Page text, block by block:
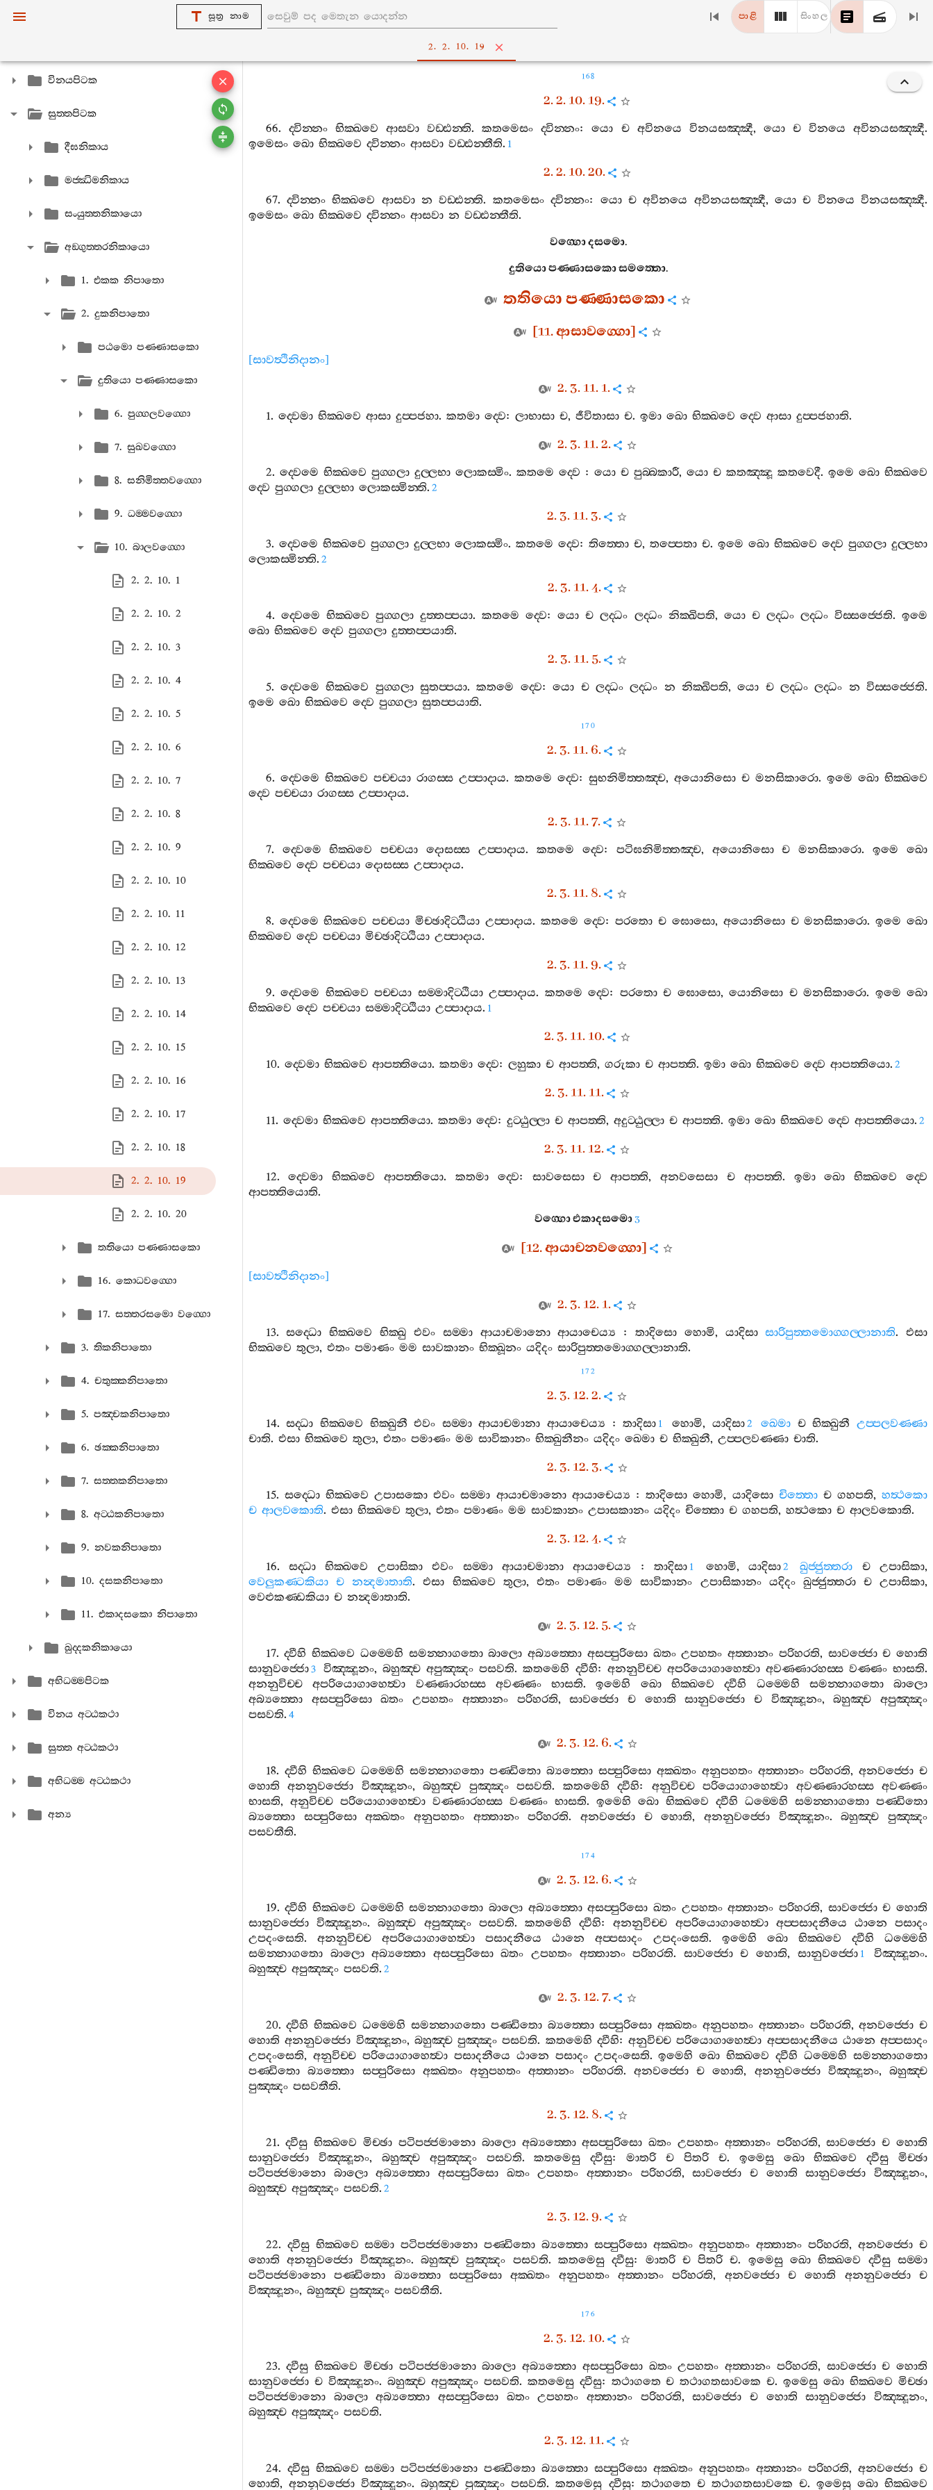
සූත්‍ර නාම පාළි සිංහල
2. 2. 10. 19
විනයපිටක
සුත‍්තපිටක
දීඝනිකාය
මජ‍්ඣිමනිකාය
සංයුත‍්තනිකායො
අඞ‍්ගුත‍්තරනිකායො
1. එකක නිපාතො
2. දුකනිපාතො
පඨමො පණ‍්ණාසකො
දුතියො පණ‍්ණාසකො
6. පුග‍්ගලවග‍්ගො
7. සුඛවග‍්ගො
8. සනිමිත‍්තවග‍්ගො
9. ධම‍්මවග‍්ගො
10. බාලවග‍්ගො
2. 2. 10. 1
2. 2. 10. 2
2. 2. 10. 3
2. 2. 10. 4
2. 2. 10. 5
2. 2. 10. 6
2. 2. 10. 7
2. 2. 10. 8
2. 2. 10. 9
2. 2. 10. 10
2. 2. 10. 11
2. 2. 10. 12
2. 2. 10. 13
2. 2. 10. 14
2. 2. 10. 15
2. 2. 10. 16
2. 2. 10. 17
2. 2. 10. 18
2. 2. 10. 19
2. 2. 10. 20
තතියො පණ‍්ණාසකො
16. කොධවග‍්ගො
17. සත‍්තරසමො වග‍්ගො
3. තිකනිපාතො
4. චතුක‍්කනිපාතො
5. පඤ‍්චකනිපාතො
6. ඡක‍්කනිපාතො
7. සත‍්තකනිපාතො
8. අට‍්ඨකනිපාතො
9. නවකනිපාතො
10. දසකනිපාතො
11. එකාදසකො නිපාතො
ඛුද‍්දකනිකායො
අභිධම‍්මපිටක
විනය අට‍්ඨකථා
සුත‍්ත අට‍්ඨකථා
අභිධම‍්ම අට‍්ඨකථා
අන්‍ය
168
2. 2. 10. 19.
66. ද‍්වින‍්නං භික‍්ඛවෙ ආසවා වඩ‍්ඪන‍්ති.කතමෙසං ද‍්වින‍්නං:යො ච අවිනයෙ විනයසඤ‍්ඤී, යො ච විනයෙ අවිනයසඤ‍්ඤී.
ඉමෙසං ඛො භික‍්ඛවෙ ද‍්වින‍්නං ආසවා වඩ‍්ඪන‍්තීති. 1
2. 2. 10. 20.
67. ද‍්වින‍්නං භික‍්ඛවෙ ආසවා න වඩ‍්ඪන‍්ති. කතමෙසං ද‍්වින‍්නං: යො ච අවිනයෙ අවිනයසඤ‍්ඤී, යො ච විනයෙ විනයසඤ‍්ඤී.
ඉමෙසං ඛො භික‍්ඛවෙ ද‍්වින‍්නං ආසවා න වඩ‍්ඪන‍්තීති.
වග‍්ගොදසමො.
දුතියොපණ‍්ණාසකොසමත‍්තො.
තතියොපණ‍්ණාසකො
[11.ආසාවග‍්ගො]
[සාවත්‍ථිනිදානං]
2. 3. 11. 1.
1. ද‍්වෙමා භික‍්ඛවෙ ආසා දුප‍්පජහා. කතමා ද‍්වෙ: ලාභාසා ච, ජීවිතාසා ච. ඉමා ඛො භික‍්ඛවෙ ද‍්වෙ ආසා දුප‍්පජහාති.
2. 3. 11. 2.
2. ද‍්වෙමෙ භික‍්ඛවෙ පුග‍්ගලා දුල‍්ලභා ලොකස‍්මිං. කතමෙ ද‍්වෙ : යො ච පුබ‍්බකාරී, යො ච කතඤ‍්ඤූ කතවෙදී.ඉමෙ ඛො භික‍්ඛවෙ
ද‍්වෙ පුග‍්ගලා දුල‍්ලභා ලොකස‍්මින‍්ති. 2
2. 3. 11. 3.
3. ද‍්වෙමෙ භික‍්ඛවෙ පුග‍්ගලා දුල‍්ලභා ලොකස‍්මිං. කතමෙ ද‍්වෙ: තිත‍්තො ච, තප‍්පෙතා ච. ඉමෙ ඛො භික‍්ඛවෙ ද‍්වෙ පුග‍්ගලා දුල‍්ලභා
ලොකස‍්මින‍්ති. 2
2. 3. 11. 4.
4. ද‍්වෙමෙ භික‍්ඛවෙ පුග‍්ගලා දුත‍්තප‍්පයා.කතමෙ ද‍්වෙ:යො ච ලද‍්ධං ලද‍්ධං නික‍්ඛිපති, යො ච ලද‍්ධං ලද‍්ධං විස‍්සජ‍්ජෙති.ඉමෙ
ඛො භික‍්ඛවෙ ද‍්වෙ පුග‍්ගලා දුත‍්තප‍්පයාති.
2. 3. 11. 5.
5. ද‍්වෙමෙ භික‍්ඛවෙ පුග‍්ගලා සුතප‍්පයා.කතමෙ ද‍්වෙ:යො ච ලද‍්ධං ලද‍්ධං න නික‍්ඛිපති,යො ච ලද‍්ධං ලද‍්ධං න විස‍්සජ‍්ජෙති.
ඉමෙ ඛො භික‍්ඛවෙ ද‍්වෙ පුග‍්ගලා සුතප‍්පයාති.
170
2. 3. 11. 6.
6. ද‍්වෙමෙ භික‍්ඛවෙ පච‍්චයා රාගස‍්ස උප‍්පාදාය. කතමෙ ද‍්වෙ: සුභනිමිත‍්තඤ‍්ච, අයොනිසො ච මනසිකාරො. ඉමෙ ඛො භික‍්ඛවෙ
ද‍්වෙ පච‍්චයා රාගස‍්ස උප‍්පාදාය.
2. 3. 11. 7.
7. ද‍්වෙමෙ භික‍්ඛවෙ පච‍්චයා දොසස‍්ස උප‍්පාදාය. කතමෙ ද‍්වෙ: පටිඝනිමිත‍්තඤ‍්ච, අයොනිසො ච මනසිකාරො.ඉමෙ
ඛො
භික‍්ඛවෙ ද‍්වෙ පච‍්චයා දොසස‍්ස උප‍්පාදාය.
2. 3. 11. 8.
8. ද‍්වෙමෙ භික‍්ඛවෙ පච‍්චයා මිච‍්ඡාදිට‍්ඨියා උප‍්පාදාය.කතමෙ ද‍්වෙ: පරතො ච ඝොසො, අයොනිසො ච මනසිකාරො.ඉමෙ ඛො
භික‍්ඛවෙ ද‍්වෙ පච‍්චයා මිච‍්ඡාදිට‍්ඨියා උප‍්පාදාය.
2. 3. 11. 9.
9.ද‍්වෙමෙ භික‍්ඛවෙ පච‍්චයා සම‍්මාදිට‍්ඨියා උප‍්පාදාය. කතමෙ ද‍්වෙ: පරතො ච ඝොසො,යොනිසො ච මනසිකාරො. ඉමෙ ඛො
භික‍්ඛවෙ ද‍්වෙ පච‍්චයා සම‍්මාදිට‍්ඨියා උප‍්පාදාය. 1
2. 3. 11. 10.
10. ද‍්වෙමා භික‍්ඛවෙ ආපත‍්තියො. කතමා ද‍්වෙ: ලහුකා ච ආපත‍්ති, ගරුකා ච ආපත‍්ති. ඉමා ඛො භික‍්ඛවෙ ද‍්වෙ ආපත‍්තියො. 2
2. 3. 11. 11.
11. ද‍්වෙමා භික‍්ඛවෙ ආපත‍්තියො. කතමා ද‍්වෙ: දුට‍්ඨුල‍්ලා ච ආපත‍්ති, අදුට‍්ඨුල‍්ලා ච ආපත‍්ති. ඉමා ඛො භික‍්ඛවෙ ද‍්වෙ ආපත‍්තියො. 2
2. 3. 11. 12.
12.ද‍්වෙමා භික‍්ඛවෙ ආපත‍්තියො. කතමා ද‍්වෙ: සාවසෙසා ච ආපත‍්ති,අනවසෙසා ච ආපත‍්ති. ඉමා ඛො භික‍්ඛවෙ
ද‍්වෙ
ආපත‍්තියොති.
වග‍්ගොඑකාදසමො3
[12.ආයාචනවග‍්ගො]
[සාවත්‍ථිනිදානං]
2. 3. 12. 1.
13.සද‍්ධො භික‍්ඛවෙ භික‍්ඛු එවං සම‍්මා ආයාචමානො ආයාචෙය්‍ය : තාදිසො හොමි, යාදිසා සාරිපුත‍්තමොග‍්ගල‍්ලානාති.එසා
භික‍්ඛවෙ තුලා, එතං පමාණං මම සාවකානං භික‍්ඛූනං යදිදං සාරිපුත‍්තමොග‍්ගල‍්ලානාති.
172
2. 3. 12. 2.
14.සද‍්ධා භික‍්ඛවෙ භික‍්ඛුනී එවං සම‍්මා ආයාචමානා ආයාචෙය්‍ය :තාදිසා 1 හොමි, යාදිසා 2 ඛෙමා ච භික‍්ඛුනී උප‍්පලවණ‍්ණා
චාති. එසා භික‍්ඛවෙ තුලා, එතං පමාණං මම සාවිකානං භික‍්ඛුනීනං යදිදං ඛෙමා ච භික‍්ඛුනී, උප‍්පලවණ‍්ණා චාති.
2. 3. 12. 3.
15. සද‍්ධො භික‍්ඛවෙ උපාසකො එවං සම‍්මා ආයාචමානො ආයාචෙය්‍ය :තාදිසො හොමි, යාදිසො චිත‍්තො ච ගහපති,හත්‍ථකො
ච ආලවකොති. එසා භික‍්ඛවෙ තුලා, එතං පමාණං මම සාවකානං උපාසකානං යදිදං චිත‍්තො ච ගහපති, හත්‍ථකො ච ආලවකොති.
2. 3. 12. 4.
16.සද‍්ධා භික‍්ඛවෙ උපාසිකා එවං සම‍්මා ආයාචමානා ආයාචෙය්‍ය :තාදිසා 1 හොමි, යාදිසා2 ඛුජ‍්ජුත‍්තරා ච උපාසිකා,
වෙලුකණ‍්ටකියා ච නන්‍දමාතාති.එසා භික‍්ඛවෙ තුලා, එතං පමාණං මම සාවිකානං උපාසිකානං යදිදං ඛුජ‍්ජුත‍්තරා ච උපාසිකා,
වෙළුකණ‍්ඩකියා ච නන්‍දමාතාති.
2. 3. 12. 5.
17.ද‍්වීහි භික‍්ඛවෙ ධම‍්මෙහි සමන‍්නාගතො බාලො අබ්‍යත‍්තො අසප‍්පුරිසො ඛතං උපහතං අත‍්තානං පරිහරති, සාවජ‍්ජො ච හොති
සානුවජ‍්ජො3 විඤ‍්ඤූනං,බහුඤ‍්ච අපුඤ‍්ඤං පසවති.කතමෙහි ද‍්වීහි: අනනුවිච‍්ච අපරියොගාහෙත්‍වා අවණ‍්ණාරහස‍්ස වණ‍්ණං භාසති.
අනනුවිච‍්ච
අපරියොගාහෙත්‍වා වණ‍්ණාරහස‍්ස අවණ‍්ණං භාසති.ඉමෙහි ඛො භික‍්ඛවෙ ද‍්වීහි ධම‍්මෙහි සමන‍්නාගතො
බාලො
අබ්‍යත‍්තො
අසප‍්පුරිසො ඛතං උපහතං අත‍්තානං පරිහරති,සාවජ‍්ජො ච හොති සානුවජ‍්ජො ච විඤ‍්ඤූනං,බහුඤ‍්ච
අපුඤ‍්ඤං
පසවති. 4
2. 3. 12. 6.
18. ද‍්වීහි භික‍්ඛවෙ ධම‍්මෙහි සමන‍්නාගතො පණ‍්ඩිතො බ්‍යත‍්තො සප‍්පුරිසො අක‍්ඛතං අනුපහතං අත‍්තානං පරිහරති, අනවජ‍්ජො ච
හොති
අනනුවජ‍්ජො විඤ‍්ඤූනං,බහුඤ‍්ච පුඤ‍්ඤං පසවති. කතමෙහි ද‍්වීහි: අනුවිච‍්ච පරියොගාහෙත්‍වා අවණ‍්ණාරහස‍්ස
අවණ‍්ණං
භාසති, අනුවිච‍්ච පරියොගාහෙත්‍වා වණ‍්ණාරහස‍්ස වණ‍්ණං භාසති. ඉමෙහි ඛො භික‍්ඛවෙ ද‍්වීහි ධම‍්මෙහි සමන‍්නාගතො පණ‍්ඩිතො
බ්‍යත‍්තො
සප‍්පුරිසො අක‍්ඛතං අනුපහතං අත‍්තානං පරිහරති.අනවජ‍්ජො ච හොති,අනනුවජ‍්ජො විඤ‍්ඤූනං.බහුඤ‍්ච
පුඤ‍්ඤං
පසවතීති.
174
2. 3. 12. 6.
19.ද‍්වීහි භික‍්ඛවෙ ධම‍්මෙහි සමන‍්නාගතො බාලො අබ්‍යත‍්තො අසප‍්පුරිසො ඛතං උපහතං අත‍්තානං පරිහරති, සාවජ‍්ජො ච හොති
සානුවජ‍්ජො විඤ‍්ඤූනං.බහුඤ‍්ච අපුඤ‍්ඤං පසවති. කතමෙහි ද‍්වීහි:අනනුවිච‍්ච අපරියොගාහෙත්‍වා අප‍්පසාදනීයෙ ඨානෙ
පසාදං
උපදංසෙති.අනනුවිච‍්ච අපරියොගාහෙත්‍වා පසාදනීයෙ ඨානෙ අප‍්පසාදං උපදංසෙති. ඉමෙහි ඛො භික‍්ඛවෙ ද‍්වීහි
ධම‍්මෙහි
සමන‍්නාගතො බාලො අබ්‍යත‍්තො අසප‍්පුරිසො ඛතං උපහතං අත‍්තානං පරිහරති. සාවජ‍්ජො ච හොති, සානුවජ‍්ජො 1 විඤ‍්ඤූනං.
බහුඤ‍්ච අපුඤ‍්ඤං පසවති. 2
2. 3. 12. 7.
20.ද‍්වීහි භික‍්ඛවෙ ධම‍්මෙහි සමන‍්නාගතො පණ‍්ඩිතො බ්‍යත‍්තො සප‍්පුරිසො අක‍්ඛතං අනුපහතං අත‍්තානං පරිහරති,අනවජ‍්ජො ච
හොති අනනුවජ‍්ජො විඤ‍්ඤූනං, බහුඤ‍්ච පුඤ‍්ඤං පසවති. කතමෙහි ද‍්වීහි: අනුවිච‍්ච පරියොගාහෙත්‍වා අප‍්පසාදනීයෙ ඨානෙ අප‍්පසාදං
උපදංසෙති, අනුවිච‍්ච පරියොගාහෙත්‍වා පසාදනීයෙ ඨානෙ පසාදං උපදංසෙති.ඉමෙහි ඛො භික‍්ඛවෙ ද‍්වීහි ධම‍්මෙහි සමන‍්නාගතො
පණ‍්ඩිතො බ්‍යත‍්තො සප‍්පුරිසො අක‍්ඛතං අනුපහතං අත‍්තානං පරිහරති. අනවජ‍්ජො ච හොති, අනනුවජ‍්ජො විඤ‍්ඤූනං, බහුඤ‍්ච
පුඤ‍්ඤං පසවතීති.
2. 3. 12. 8.
21.ද‍්වීසු භික‍්ඛවෙ මිච‍්ඡා පටිපජ‍්ජමානො බාලො අබ්‍යත‍්තො අසප‍්පුරිසො ඛතං උපහතං අත‍්තානං පරිහරති,සාවජ‍්ජො ච හොති
සානුවජ‍්ජො
විඤ‍්ඤූනං, බහුඤ‍්ච අපුඤ‍්ඤං පසවති.කතමෙසු ද‍්වීසු:මාතරි ච පිතරි ච. ඉමෙසු ඛො භික‍්ඛවෙ ද‍්වීසු
මිච‍්ඡා
පටිපජ‍්ජමානො
බාලො අබ්‍යත‍්තො අසප‍්පුරිසො ඛතං උපහතං අත‍්තානං පරිහරති,සාවජ‍්ජො ච හොති සානුවජ‍්ජො විඤ‍්ඤූනං,
බහුඤ‍්ච අපුඤ‍්ඤං පසවති. 2
2. 3. 12. 9.
22. ද‍්වීසු භික‍්ඛවෙ සම‍්මා පටිපජ‍්ජමානො පණ‍්ඩිතො බ්‍යත‍්තො සප‍්පුරිසො අක‍්ඛතං අනුපහතං අත‍්තානං පරිහරති,අනවජ‍්ජො ච
හොති අනනුවජ‍්ජො විඤ‍්ඤූනං. බහුඤ‍්ච පුඤ‍්ඤං පසවති. කතමෙසු ද‍්වීසු: මාතරි ච පිතරි ච. ඉමෙසු ඛො භික‍්ඛවෙ ද‍්වීසු සම‍්මා
පටිපජ‍්ජමානො
පණ‍්ඩිතො බ්‍යත‍්තො සප‍්පුරිසො අක‍්ඛතං අනුපහතං අත‍්තානං පරිහරති, අනවජ‍්ජො ච හොති අනනුවජ‍්ජො
ච
විඤ‍්ඤූනං, බහුඤ‍්ච පුඤ‍්ඤං පසවතීති.
176
2. 3. 12. 10.
23.ද‍්වීසු භික‍්ඛවෙ මිච‍්ඡා පටිපජ‍්ජමානො බාලො අබ්‍යත‍්තො අසප‍්පුරිසො ඛතං උපහතං අත‍්තානං පරිහරති, සාවජ‍්ජො ච හොති
සානුවජ‍්ජො ච විඤ‍්ඤූනං. බහුඤ‍්ච අපුඤ‍්ඤං පසවති. කතමෙසු ද‍්වීසු: තථාගතෙ ච තථාගතසාවකෙ ච.ඉමෙසු ඛො භික‍්ඛවෙ මිච‍්ඡා
පටිපජ‍්ජමානො
බාලො අබ්‍යත‍්තො අසප‍්පුරිසො ඛතං උපහතං අත‍්තානං පරිහරති,සාවජ‍්ජො ච හොති සානුවජ‍්ජො විඤ‍්ඤූනං,
බහුඤ‍්ච අපුඤ‍්ඤං පසවති.
2. 3. 12. 11.
24. ද‍්වීසු භික‍්ඛවෙ සම‍්මා පටිපජ‍්ජමානො පණ‍්ඩිතො බ්‍යත‍්තො සප‍්පුරිසො අක‍්ඛතං අනුපහතං අත‍්තානං පරිහරති,අනවජ‍්ජො ච
හොති,අනනුවජ‍්ජො විඤ‍්ඤූනං.බහුඤ‍්ච පුඤ‍්ඤං පසවති.කතමෙසු ද‍්වීසු: තථාගතෙ ච තථාගතසාවකෙ ච. ඉමෙසු ඛො භික‍්ඛවෙ